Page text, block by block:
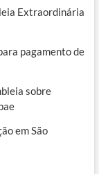
Extraordinária
pagamento de
sobre
em São